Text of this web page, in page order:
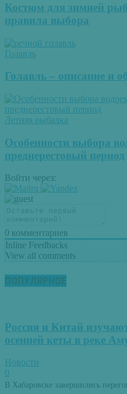
Костюм для зимней
правила выбора
Голавль
Голавль – описание и
Летняя рыбалка
Особенности выбора
преднерестовый период
Войти через:
0 комментариев
Inline Feedbacks
View all comments
ПОПУЛЯРНОЕ
Россия и Китай
осенней кеты в реке
Новости
0
В Хабаровске завершились